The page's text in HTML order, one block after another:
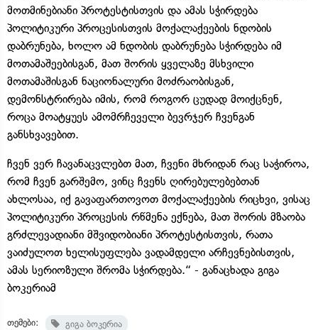
მოთმინებიანი პროტესტისთვის და ამას სჭირდება
პოლიტიკური პროცესისთვის მოქალაქეების ნდობის
დაბრუნება, ხოლო ამ ნდობის დაბრუნება სჭირდება იმ
მოთამაშეებისგან, მათ შორის ყველაზე მსხვილი
მოთამაშისგან ნაციონალური მოძრაობისგან,
დემონსტრირება იმის, რომ როგორ ცუდად მოიქცნენ,
როცა მოატყუეს ამომრჩეველი ბევრჯერ ჩვენგან
განსხვავებით.
ჩვენ ვერ ჩავანაცვლებთ მათ, ჩვენი მხრიდან რაც საჭიროა,
რომ ჩვენ გარშემო, ვინც ჩვენს ღირებულებებთან
ახლოსაა, იქ გავაფართოვოთ მოქალაქეების რიცხვი, ვისაც
პოლიტიკური პროცესის რწმენა ექნება, მათ შორის მზაობა
გრძლევადიანი მშვიდობიანი პროტესტისთვის, რათა
ვაიძულოთ ხელისუფლება ვადამდელი არჩევნებისთვის,
ამას სერიოზული შრომა სჭირდება.“ - განაცხადა გიგა
ბოკერიამ
თემები: გიგა ბოკერია